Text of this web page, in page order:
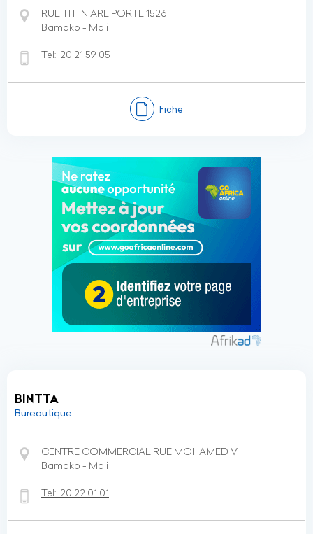
RUE TITI NIARE PORTE 1526
Bamako - Mali
Tel: 20 21 59 05
Fiche
BINTTA
Bureautique
CENTRE COMMERCIAL RUE MOHAMED V
Bamako - Mali
Tel: 20 22 01 01